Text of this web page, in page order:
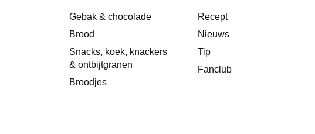
Gebak & chocolade
Brood
Snacks, koek, knackers
& ontbijtgranen
Broodjes
Recept
Nieuws
Tip
Fanclub